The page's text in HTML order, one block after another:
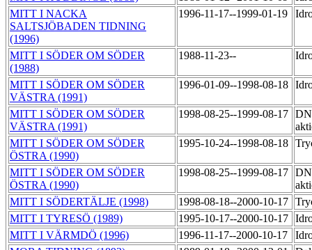
MITT I NACKA
SALTSJÖBADEN TIDNING
(1996)
1996-11-17--1999-01-19
MITT I SÖDER OM SÖDER
(1988)
1988-11-23--
MITT I SÖDER OM SÖDER
VÄSTRA (1991)
1996-01-09--1998-08-18
MITT I SÖDER OM SÖDER
VÄSTRA (1991)
1998-08-25--1999-08-17
MITT I SÖDER OM SÖDER
ÖSTRA (1990)
1995-10-24--1998-08-18
MITT I SÖDER OM SÖDER
ÖSTRA (1990)
1998-08-25--1999-08-17
MITT I SÖDERTÄLJE (1998)
1998-08-18--2000-10-17
MITT I TYRESÖ (1989)
1995-10-17--2000-10-17
MITT I VÄRMDÖ (1996)
1996-11-17--2000-10-17